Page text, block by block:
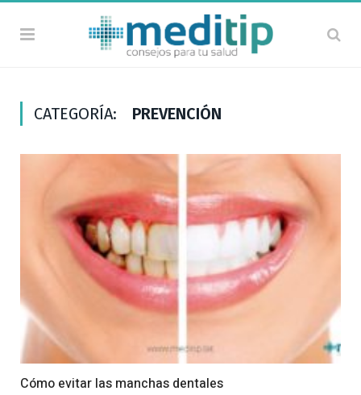
CATEGORÍA: PREVENCIÓN
Cómo evitar las manchas dentales